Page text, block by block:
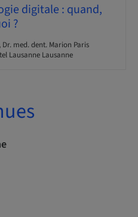
digitale : quand,
?
med. dent. Marion Paris
Lausanne Lausanne